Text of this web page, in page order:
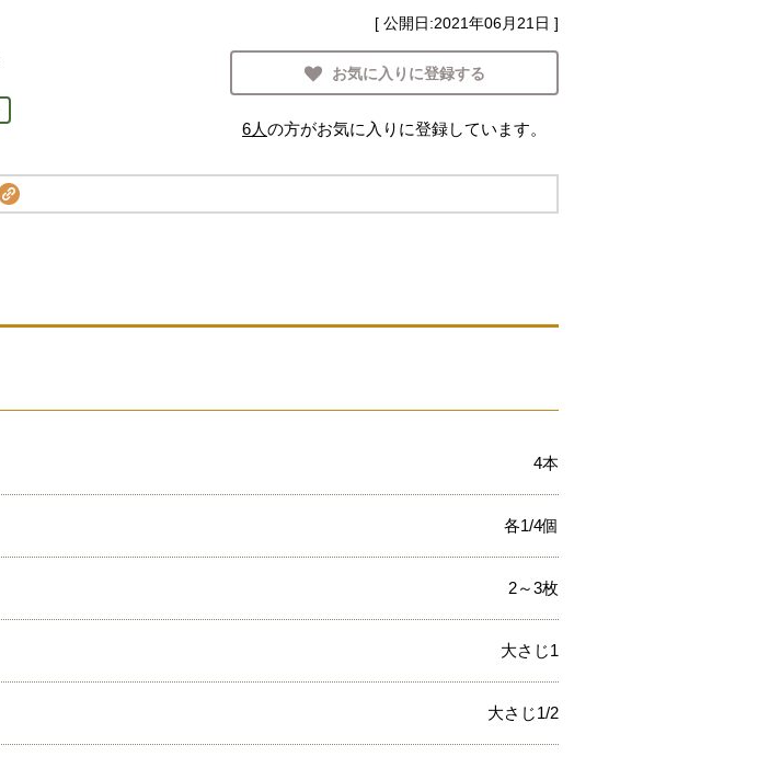
[ 公開日:2021年06月21日 ]
お気に入りに登録する
6人の方がお気に入りに登録しています。
4本
各1/4個
2～3枚
大さじ1
大さじ1/2